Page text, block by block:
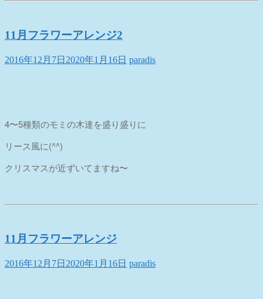
11月フラワーアレンジ2
2016年12月7日 2020年1月16日 paradis
4〜5種類のモミの木達を盛り盛りに
リース風に(^^)
クリスマスが近ずいてますね〜
11月フラワーアレンジ
2016年12月7日 2020年1月16日 paradis